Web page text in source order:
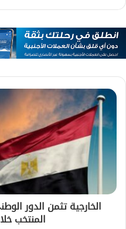
الخارجية تثمن الدور
المنتخب